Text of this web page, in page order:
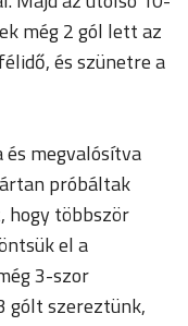
még 2 gól lett az
és szünetre a
megvalósítva
próbáltak
hogy többször
el a
3-szor
gólt szereztünk,